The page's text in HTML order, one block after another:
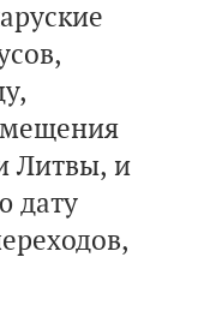
Литвы, и
дату